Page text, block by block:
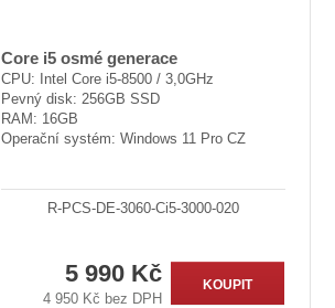
Core i5 osmé generace
CPU: Intel Core i5-8500 / 3,0GHz
Pevný disk: 256GB SSD
RAM: 16GB
Operační systém: Windows 11 Pro CZ
R-PCS-DE-3060-Ci5-3000-020
5 990 Kč
4 950 Kč bez DPH
KOUPIT